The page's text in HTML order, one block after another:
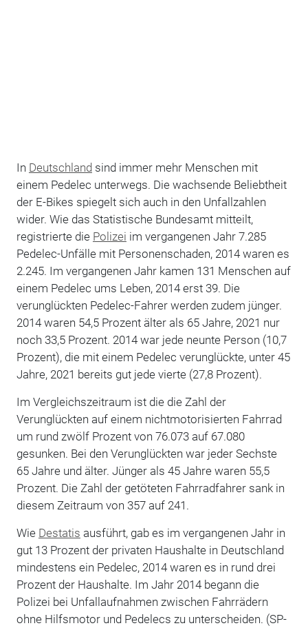
In Deutschland sind immer mehr Menschen mit
einem Pedelec unterwegs. Die wachsende Beliebtheit
der E-Bikes spiegelt sich auch in den Unfallzahlen
wider. Wie das Statistische Bundesamt mitteilt,
registrierte die Polizei im vergangenen Jahr 7.285
Pedelec-Unfälle mit Personenschaden, 2014 waren es
2.245. Im vergangenen Jahr kamen 131 Menschen auf
einem Pedelec ums Leben, 2014 erst 39. Die
verunglückten Pedelec-Fahrer werden zudem jünger.
2014 waren 54,5 Prozent älter als 65 Jahre, 2021 nur
noch 33,5 Prozent. 2014 war jede neunte Person (10,7
Prozent), die mit einem Pedelec verunglückte, unter 45
Jahre, 2021 bereits gut jede vierte (27,8 Prozent).
Im Vergleichszeitraum ist die die Zahl der
Verunglückten auf einem nichtmotorisierten Fahrrad
um rund zwölf Prozent von 76.073 auf 67.080
gesunken. Bei den Verunglückten war jeder Sechste
65 Jahre und älter. Jünger als 45 Jahre waren 55,5
Prozent. Die Zahl der getöteten Fahrradfahrer sank in
diesem Zeitraum von 357 auf 241.
Wie Destatis ausführt, gab es im vergangenen Jahr in
gut 13 Prozent der privaten Haushalte in Deutschland
mindestens ein Pedelec, 2014 waren es in rund drei
Prozent der Haushalte. Im Jahr 2014 begann die
Polizei bei Unfallaufnahmen zwischen Fahrrädern
ohne Hilfsmotor und Pedelecs zu unterscheiden. (SP-